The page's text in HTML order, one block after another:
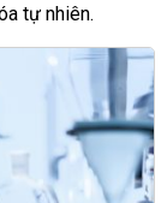
tự nhiên.